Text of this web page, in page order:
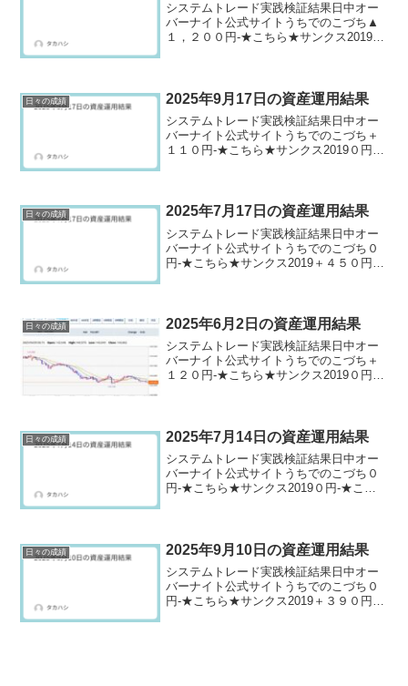
システムトレード実践検証結果日中オー
バーナイト公式サイトうちでのこづち▲
１，２００円-★こちら★サンクス2019０
タ...
日々の成績 2025年9月17日の資産運用結果
システムトレード実践検証結果日中オー
バーナイト公式サイトうちでのこづち＋
１１０円-★こちら★サンクス2019０円-
日々の成績 2025年7月17日の資産運用結果
システムトレード実践検証結果日中オー
バーナイト公式サイトうちでのこづち０
円-★こちら★サンクス2019＋４５０円-
日々の成績 2025年6月2日の資産運用結果
システムトレード実践検証結果日中オー
バーナイト公式サイトうちでのこづち＋
１２０円-★こちら★サンクス2019０円-
日々の成績 2025年7月14日の資産運用結果
システムトレード実践検証結果日中オー
バーナイト公式サイトうちでのこづち０
円-★こちら★サンクス2019０円-★こち
日々の成績 2025年9月10日の資産運用結果
システムトレード実践検証結果日中オー
バーナイト公式サイトうちでのこづち０
円-★こちら★サンクス2019＋３９０円-